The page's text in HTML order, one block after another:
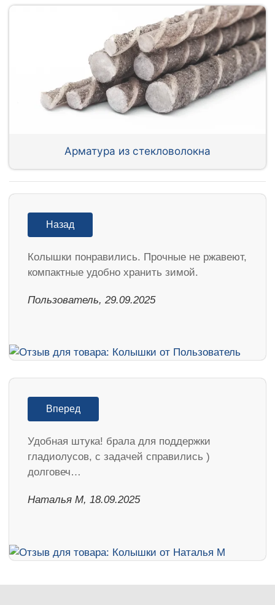
Арматура из стекловолокна
Назад
Колышки понравились. Прочные не ржавеют,
компактные удобно хранить зимой.
Пользователь, 29.09.2025
Вперед
Удобная штука! брала для поддержки
гладиолусов, с задачей справились )
долговеч…
Наталья М, 18.09.2025